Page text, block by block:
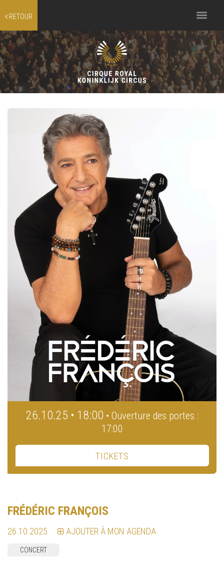
RETOUR
Toggle
navigation
26.10.25 • 18:00 • Ouverture des portes :
17:00
TICKETS
FRÉDÉRIC FRANÇOIS
26.10.2025 AJOUTER À MON AGENDA
CONCERT